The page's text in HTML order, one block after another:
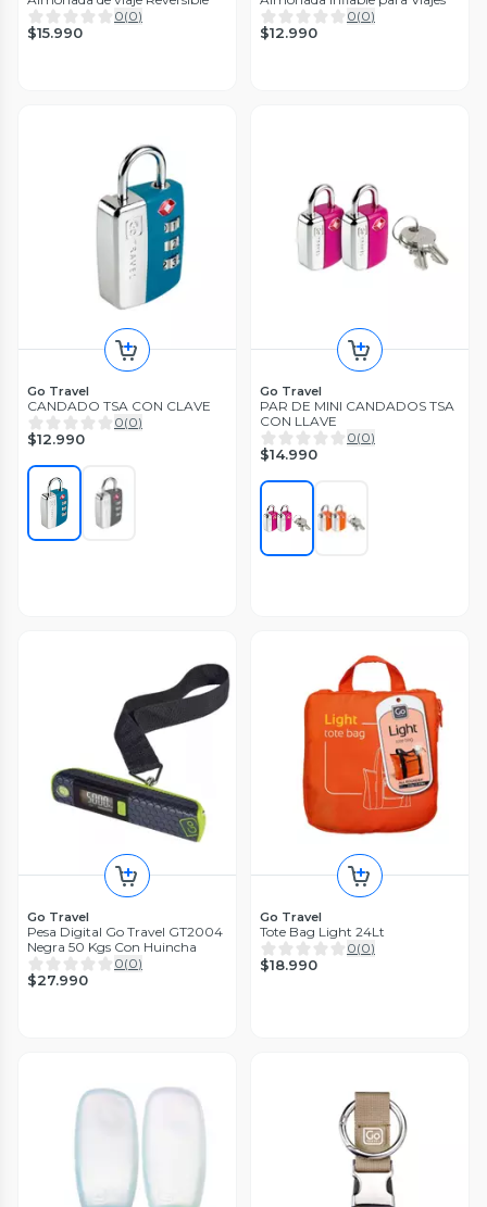
0(0)
$15.990
0(0)
$12.990
Go Travel
CANDADO TSA CON CLAVE
0(0)
$12.990
Go Travel
PAR DE MINI CANDADOS TSA
CON LLAVE
0(0)
$14.990
Go Travel
Pesa Digital Go Travel GT2004
Negra 50 Kgs Con Huincha
0(0)
$27.990
Go Travel
Tote Bag Light 24Lt
0(0)
$18.990